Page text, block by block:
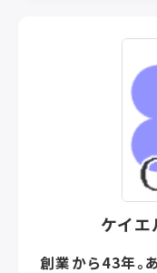
なお客さまのご要望
企業診断士や社会保
な分野での専門性と
タント・ファームです。
ケイ
創業から43年。